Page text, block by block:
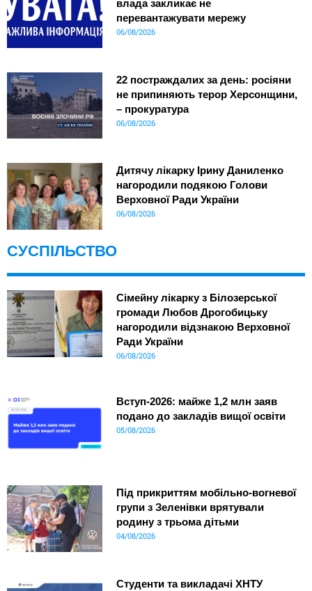
влада закликає не
перевантажувати мережу
06/08/2026
22 постраждалих за день: росіяни
не припиняють терор Херсонщини,
– прокуратура
06/08/2026
Дитячу лікарку Ірину Даниленко
нагородили подякою Голови
Верховної Ради України
06/08/2026
СУСПІЛЬСТВО
Сімейну лікарку з Білозерської
громади Любов Дрогобицьку
нагородили відзнакою Верховної
Ради України
06/08/2026
Вступ-2026: майже 1,2 млн заяв
подано до закладів вищої освіти
05/08/2026
Під прикриттям мобільно-вогневої
групи з Зеленівки врятували
родину з трьома дітьми
04/08/2026
Студенти та викладачі ХНТУ